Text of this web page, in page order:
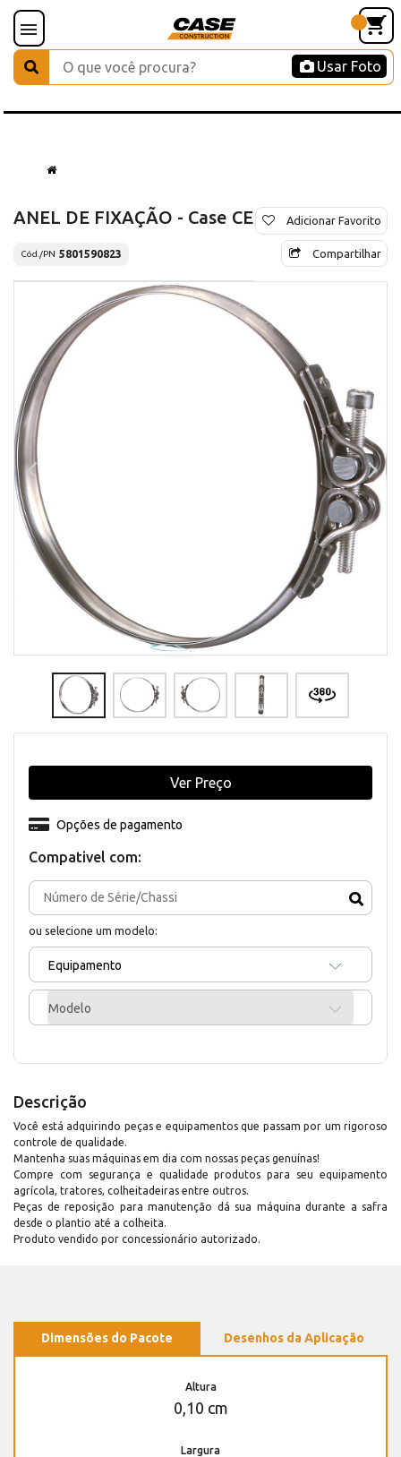
Usar Foto
ANEL DE FIXAÇÃO - Case CE
Cód./PN 5801590823
Adicionar Favorito
Compartilhar
Compativel com:
ou selecione um modelo:
Equipamento
Modelo
Opções de pagamento
Ver Preço
Descrição
Você está adquirindo peças e equipamentos que passam por um rigoroso
controle de qualidade.
Mantenha suas máquinas em dia com nossas peças genuínas!
Compre com segurança e qualidade produtos para seu equipamento
agrícola, tratores, colheitadeiras entre outros.
Peças de reposição para manutenção dá sua máquina durante a safra
desde o plantio até a colheita.
Produto vendido por concessionário autorizado.
Dimensões do Pacote Desenhos da Aplicação
Altura
0,10 cm
Largura